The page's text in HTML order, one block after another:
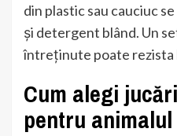
din plastic sau cauciuc
și detergent blând. Un
întreținute poate rezista
Cum alegi
pentru